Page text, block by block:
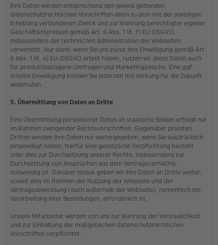
Ihre Daten werden entsprechend den jeweils geltenden
datenschutzrechtlichen Vorschriften allein zu dem mit der jeweiligen
Erhebung verbundenen Zweck und zur Wahrung berechtigter eigener
Geschäftsinteressen gemäß Art. 6 Abs. 1 lit. f) EU-DSGVO,
insbesondere der technischen Administration der Webseiten
verwendet. Nur dann, wenn Sie uns zuvor Ihre Einwilligung gemäß Art.
6 Abs. 1 lit. a) EU-DSGVO erteilt haben, nutzen wir diese Daten auch
für produktbezogene Umfragen und Marketingzwecke. Eine ggf.
erteilte Einwilligung können Sie jederzeit mit Wirkung für die Zukunft
widerrufen.
5. Übermittlung von Daten an Dritte
Eine Übermittlung persönlicher Daten an staatliche Stellen erfolgt nur
im Rahmen zwingender Rechtsvorschriften. Gegenüber privaten
Dritten werden Ihre Daten nur weitergegeben, wenn Sie ausdrücklich
eingewilligt haben, hierfür eine gesetzliche Verpflichtung besteht
oder dies zur Durchsetzung unserer Rechte, insbesondere zur
Durchsetzung von Ansprüchen aus dem Vertragsverhältnis,
notwendig ist. Darüber hinaus geben wir Ihre Daten an Dritte weiter,
soweit dies im Rahmen der Nutzung der Webseite und der
Vertragsabwicklung (auch außerhalb der Webseite), namentlich der
Verarbeitung Ihrer Bestellungen, erforderlich ist.
Unsere Mitarbeiter werden von uns zur Wahrung der Vertraulichkeit
und zur Einhaltung der maßgeblichen datenschutzrechtlichen
Vorschriften verpflichtet.